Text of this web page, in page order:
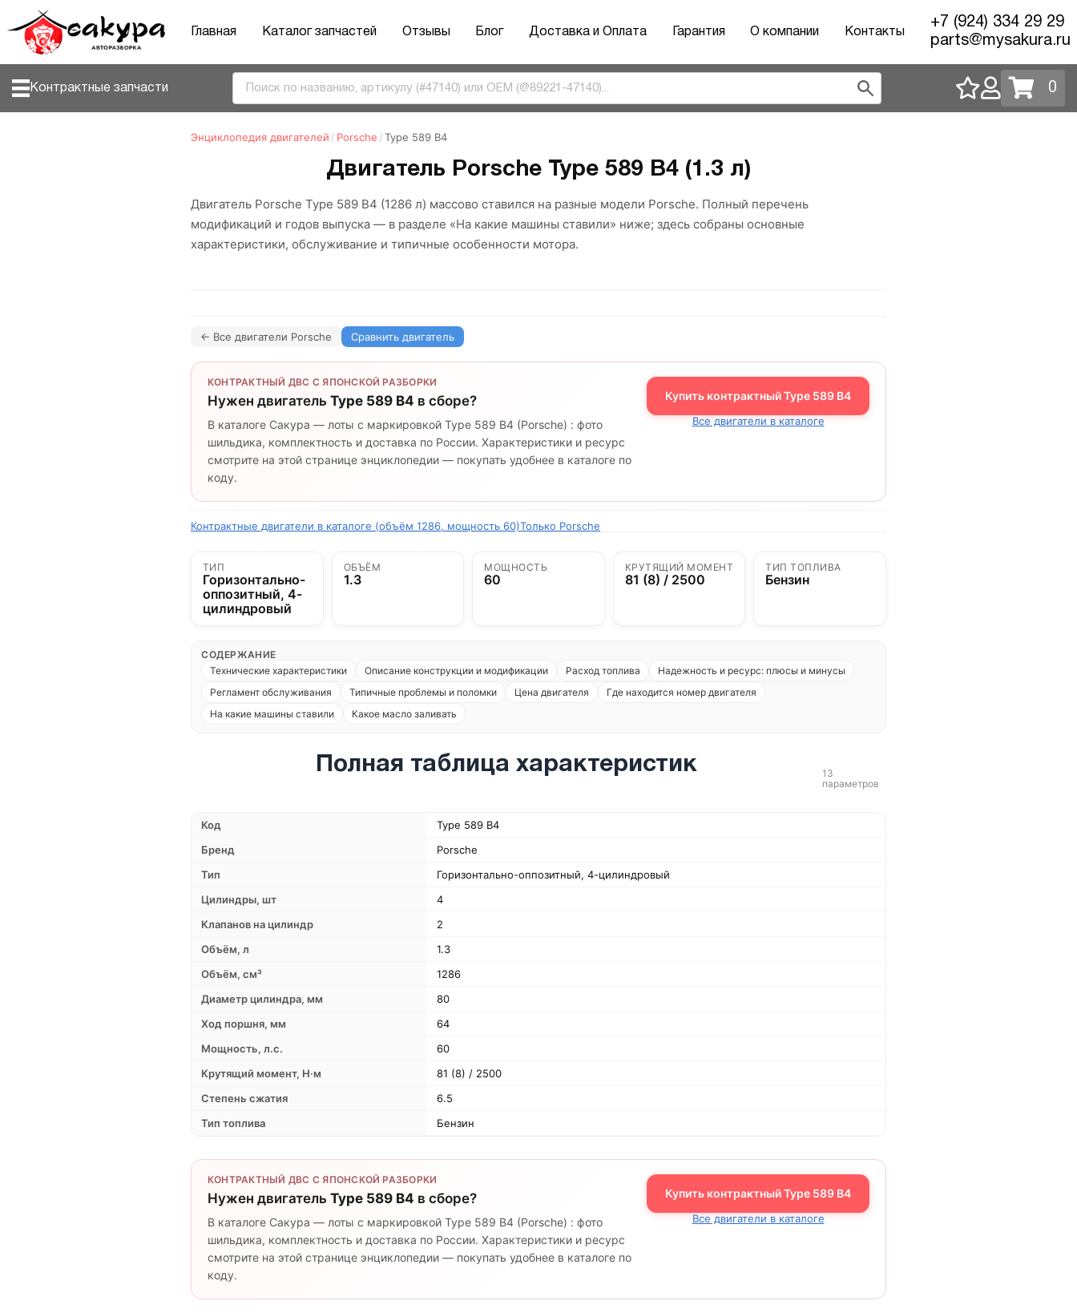
Главная Каталог запчастей Отзывы Блог Доставка и Оплата Гарантия О компании Контакты
+7 (924) 334 29 29
parts@mysakura.ru
Контрактные запчасти 0
Энциклопедия двигателей / Porsche /Type 589 B4
Двигатель Porsche Type 589 B4 (1.3 л)
Двигатель Porsche Type 589 B4 (1286 л) массово ставился на разные модели Porsche. Полный перечень
модификаций и годов выпуска — в разделе «На какие машины ставили» ниже; здесь собраны основные
характеристики, обслуживание и типичные особенности мотора.
← Все двигатели Porsche Сравнить двигатель
КОНТРАКТНЫЙ ДВС С ЯПОНСКОЙ РАЗБОРКИ
Нужен двигатель Type 589 B4 в сборе?
В каталоге Сакура — лоты с маркировкой Type 589 B4 (Porsche) : фото
шильдика, комплектность и доставка по России. Характеристики и ресурс
смотрите на этой странице энциклопедии — покупать удобнее в каталоге по
коду.
Купить контрактный Type 589 B4
Все двигатели в каталоге
Контрактные двигатели в каталоге (объём 1286, мощность 60)Только Porsche
ТИП
Горизонтально-
оппозитный, 4-
цилиндровый
ОБЪЁМ
1.3
МОЩНОСТЬ
60
КРУТЯЩИЙ МОМЕНТ
81 (8) / 2500
ТИП ТОПЛИВА
Бензин
СОДЕРЖАНИЕ
Технические характеристики
Описание конструкции и модификации Расход топлива
Надежность и ресурс: плюсы и минусы
Регламент обслуживания
Типичные проблемы и поломки Цена двигателя
Где находится номер двигателя
На какие машины ставили
Какое масло заливать
Полная таблица характеристик
13
параметров
Код
Type 589 B4
Бренд
Porsche
Тип
Горизонтально-оппозитный, 4-цилиндровый
Цилиндры, шт
4
Клапанов на цилиндр
2
Объём, л
1.3
Объём, см³
1286
Диаметр цилиндра, мм
80
Ход поршня, мм
64
Мощность, л.с.
60
Крутящий момент, Н·м
81 (8) / 2500
Степень сжатия
6.5
Тип топлива
Бензин
КОНТРАКТНЫЙ ДВС С ЯПОНСКОЙ РАЗБОРКИ
Нужен двигатель Type 589 B4 в сборе?
В каталоге Сакура — лоты с маркировкой Type 589 B4 (Porsche) : фото
шильдика, комплектность и доставка по России. Характеристики и ресурс
смотрите на этой странице энциклопедии — покупать удобнее в каталоге по
коду.
Купить контрактный Type 589 B4
Все двигатели в каталоге